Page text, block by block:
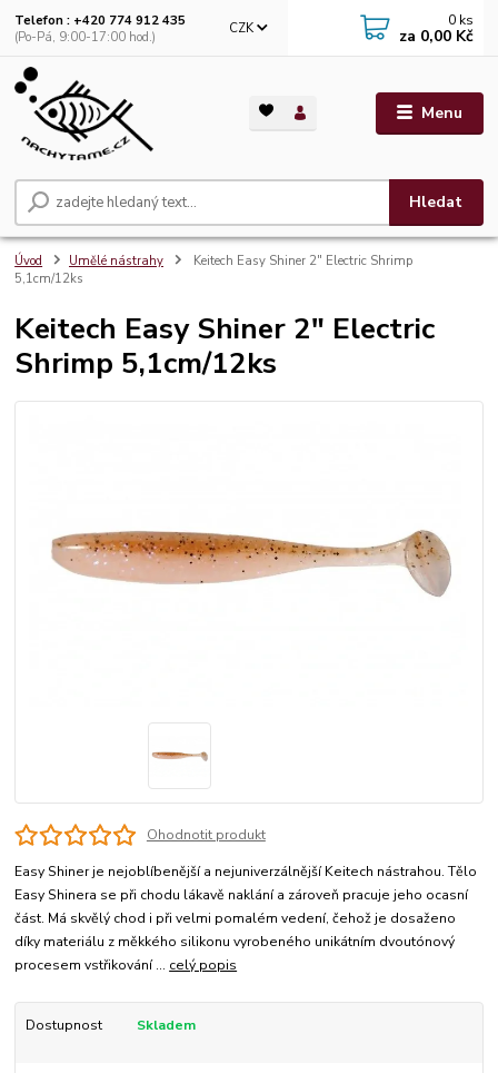
Menu
CZK
Hledat
Telefon : +420 774 912 435
(Po-Pá, 9:00-17:00 hod.)
0 ks
za 0,00 Kč
Úvod Umělé nástrahy
Keitech Easy Shiner 2" Electric Shrimp
5,1cm/12ks
Keitech Easy Shiner 2" Electric
Shrimp 5,1cm/12ks
Ohodnotit produkt
Easy Shiner je nejoblíbenější a nejuniverzálnější Keitech nástrahou. Tělo
Easy Shinera se při chodu lákavě naklání a zároveň pracuje jeho ocasní
část. Má skvělý chod i při velmi pomalém vedení, čehož je dosaženo
díky materiálu z měkkého silikonu vyrobeného unikátním dvoutónový
procesem vstřikování ... celý popis
Dostupnost Skladem